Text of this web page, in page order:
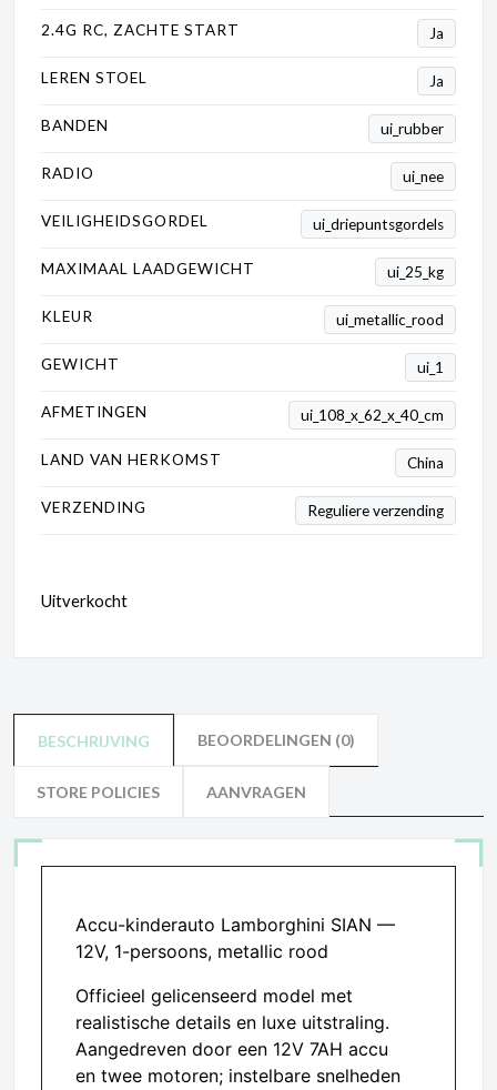
2.4G RC, ZACHTE START Ja
LEREN STOEL Ja
BANDEN ui_rubber
RADIO ui_nee
VEILIGHEIDSGORDEL ui_driepuntsgordels
MAXIMAAL LAADGEWICHT ui_25_kg
KLEUR ui_metallic_rood
GEWICHT ui_1
AFMETINGEN ui_108_x_62_x_40_cm
LAND VAN HERKOMST China
VERZENDING Reguliere verzending
Uitverkocht
BESCHRIJVING BEOORDELINGEN (0)
STORE POLICIES AANVRAGEN
Accu-kinderauto Lamborghini SIAN —
12V, 1-persoons, metallic rood
Officieel gelicenseerd model met
realistische details en luxe uitstraling.
Aangedreven door een 12V 7AH accu
en twee motoren; instelbare snelheden